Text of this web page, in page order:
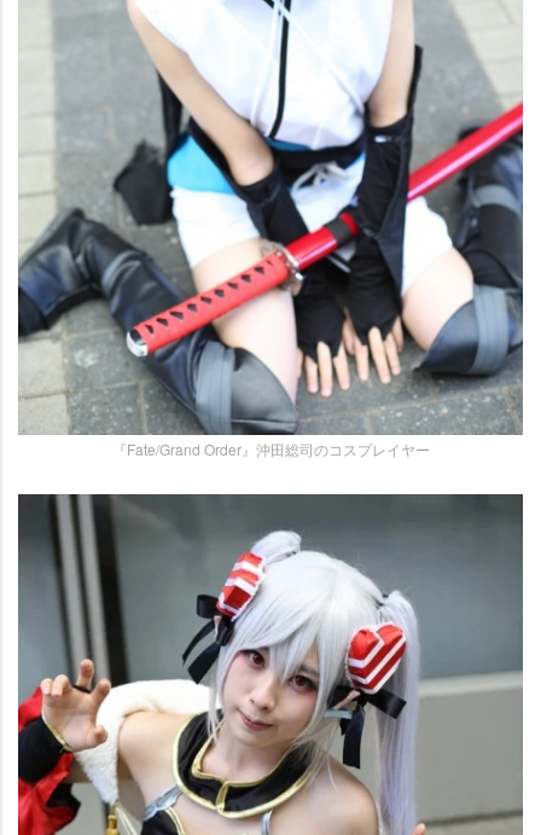
『Fate/Grand Order』沖田総司のコスプレイヤー